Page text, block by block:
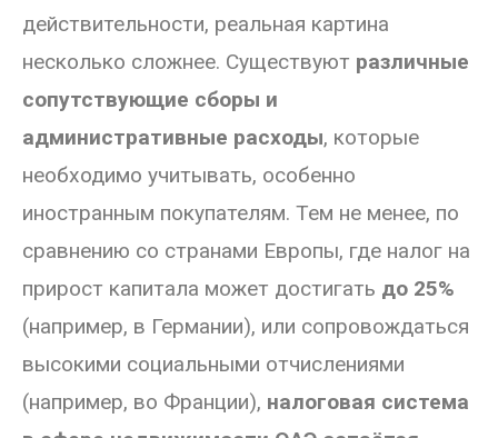
действительности, реальная картина
несколько сложнее. Существуют различные
сопутствующие сборы и
административные расходы, которые
необходимо учитывать, особенно
иностранным покупателям. Тем не менее, по
сравнению со странами Европы, где налог на
прирост капитала может достигать до 25%
(например, в Германии), или сопровождаться
высокими социальными отчислениями
(например, во Франции), налоговая система